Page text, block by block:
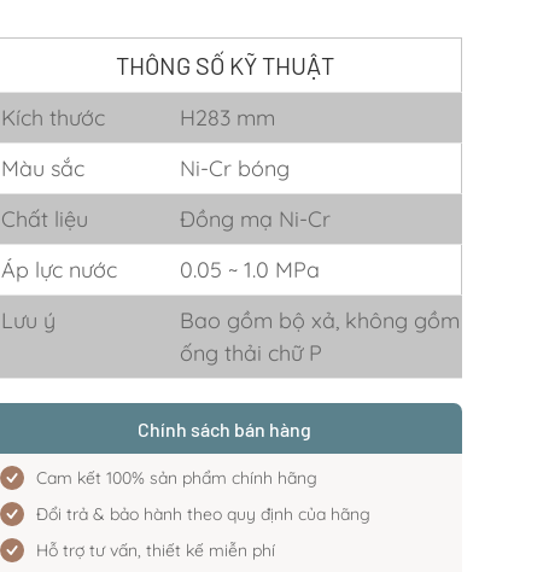
THÔNG SỐ KỸ THUẬT
Kích thước
H283 mm
Màu sắc
Ni-Cr bóng
Chất liệu
Đồng mạ Ni-Cr
Áp lực nước
0.05 ~ 1.0 MPa
Lưu ý
Bao gồm bộ xả, không gồm
ống thải chữ P
Chính sách bán hàng
Cam kết 100% sản phẩm chính hãng
Đổi trả & bảo hành theo quy định của hãng
Hỗ trợ tư vấn, thiết kế miễn phí